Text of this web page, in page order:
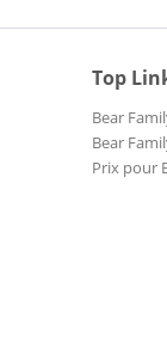
Top
Bear
Bear
Prix pour